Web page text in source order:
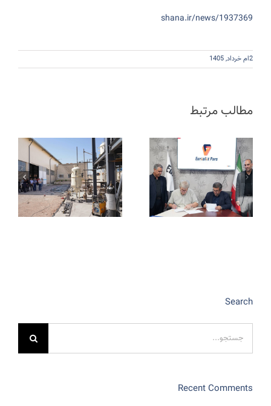
shana.ir/news/1937369
2ام خرداد, 1405
مطالب مرتبط
Search
برای:
Recent Comments